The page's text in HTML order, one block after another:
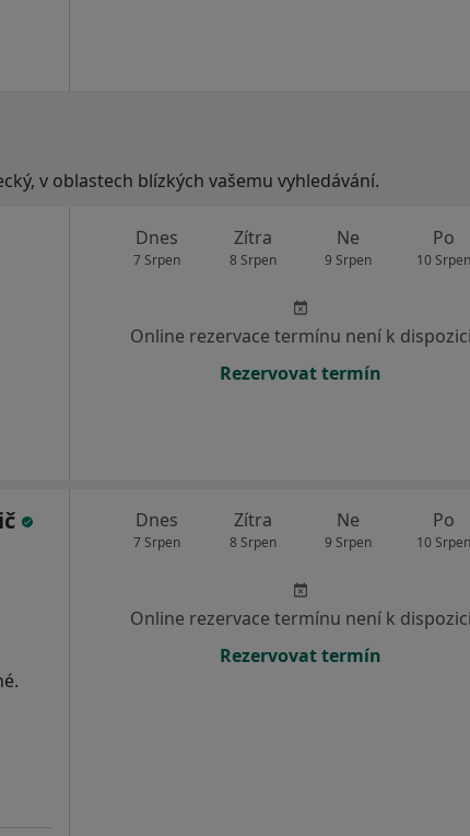
v oblastech blízkých vašemu vyhledávání.
Dnes
7 Srpen
Zítra
8 Srpen
Ne
9 Srpen
Po
10 Srpen
Online rezervace termínu není k dispozici
Rezervovat termín
Dnes
7 Srpen
Zítra
8 Srpen
Ne
9 Srpen
Po
10 Srpen
Online rezervace termínu není k dispozici
Rezervovat termín